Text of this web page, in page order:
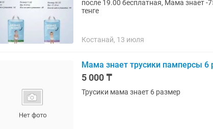
после 19.00 бесплатная, Мама знает -
тенге
Костанай, 13 июля
Мама знает трусики памперсы 6
5 000 ₸
Трусики мама знает 6 размер